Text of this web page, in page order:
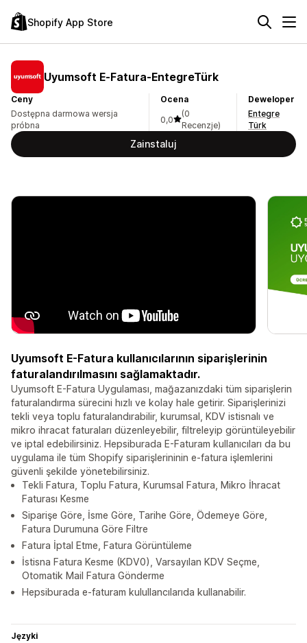
Shopify App Store
Uyumsoft E‑Fatura‑EntegreTürk
Ceny
Dostępna darmowa wersja
próbna
Ocena
0,0
(0
Recenzje)
Deweloper
Entegre
Türk
Zainstaluj
Uyumsoft E-Fatura kullanıcılarının siparişlerinin
faturalandırılmasını sağlamaktadır.
Uyumsoft E-Fatura Uygulaması, mağazanızdaki tüm siparişlerin
faturalandırma sürecini hızlı ve kolay hale getirir. Siparişlerinizi
tekli veya toplu faturalandırabilir, kurumsal, KDV istisnalı ve
mikro ihracat faturaları düzenleyebilir, filtreleyip görüntüleyebilir
ve iptal edebilirsiniz. Hepsiburada E-Faturam kullanıcıları da bu
uygulama ile tüm Shopify siparişlerininin e-fatura işlemlerini
güvenli şekilde yönetebilirsiniz.
Tekli Fatura, Toplu Fatura, Kurumsal Fatura, Mikro İhracat
Faturası Kesme
Siparişe Göre, İsme Göre, Tarihe Göre, Ödemeye Göre,
Fatura Durumuna Göre Filtre
Fatura İptal Etme, Fatura Görüntüleme
İstisna Fatura Kesme (KDV0), Varsayılan KDV Seçme,
Otomatik Mail Fatura Gönderme
Hepsiburada e-faturam kulullancılarıda kullanabilir.
Języki